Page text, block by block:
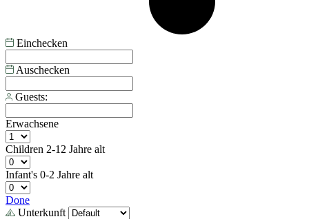
Einchecken
Auschecken
Guests:
Erwachsene
Children 2-12 Jahre alt
Infant's 0-2 Jahre alt
Done
Unterkunft